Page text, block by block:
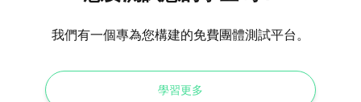
我們有一個專為您構建的免費團體測試平台。
學習更多